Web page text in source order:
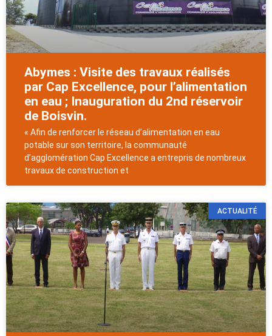
Abymes : Visite des travaux réalisés
par Cap Excellence, pour l’alimentation
en eau ; Inauguration du 2nd réservoir
de Boisvin.
« Afin de renforcer le réseau d’alimentation en eau
potable sur son territoire, la communauté
d’agglomération Cap Excellence a entrepris de nombreux
travaux de construction et
ACTUALITÉ